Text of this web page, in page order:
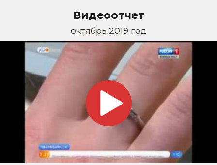
Видеоотчет
октябрь 2019 год